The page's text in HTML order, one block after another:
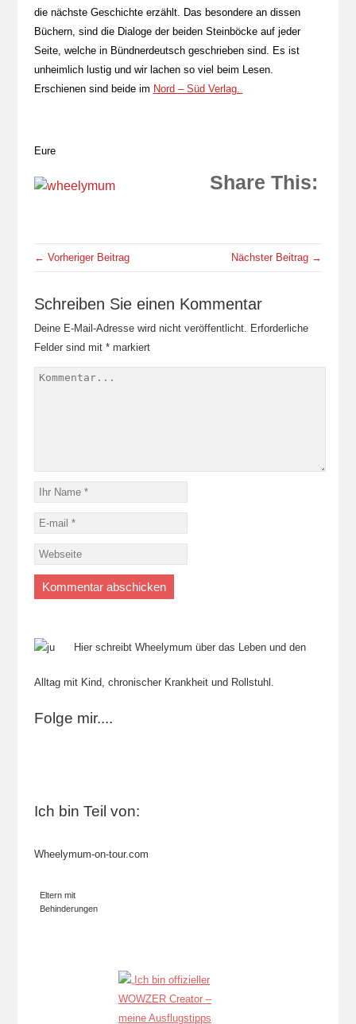
die nächste Geschichte erzählt. Das besondere an dissen
Büchern, sind die Dialoge der beiden Steinböcke auf jeder
Seite, welche in Bündnerdeutsch geschrieben sind. Es ist
unheimlich lustig und wir lachen so viel beim Lesen.
Erschienen sind beide im Nord – Süd Verlag.
Eure
Share This:
← Vorheriger Beitrag Nächster Beitrag →
Schreiben Sie einen Kommentar
Deine E-Mail-Adresse wird nicht veröffentlicht. Erforderliche
Felder sind mit *markiert
Hier schreibt Wheelymum über das Leben und den
Alltag mit Kind, chronischer Krankheit und Rollstuhl.
Folge mir....
Ich bin Teil von:
Wheelymum-on-tour.com
Eltern mit
Behinderungen